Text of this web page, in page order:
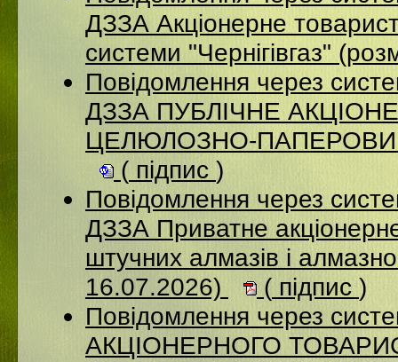
ДЗЗА Акціонерне
системи "Чернігівгаз"
Повідомлення через
ДЗЗА ПУБЛІЧНЕ
ЦЕЛЮЛОЗНО-ПАПЕРОВИЙ
( підпис )
Повідомлення через
ДЗЗА Приватне
штучних алмазів і
16.07.2026)
( підпис)
Повідомлення через
АКЦІОНЕРНОГО